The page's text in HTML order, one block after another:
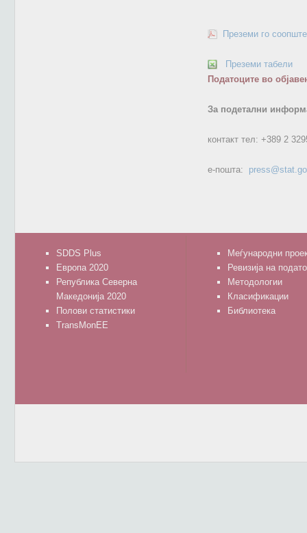
Преземи го
Преземи табели
Податоците во
За подетални
контакт тел: +389 2
е-пошта:
SDDS Plus
Европа 2020
Република Северна
Македонија 2020
Полови статистики
TransMonEE
Меѓународни
Ревизија на
Методологии
Класификации
Библиотека